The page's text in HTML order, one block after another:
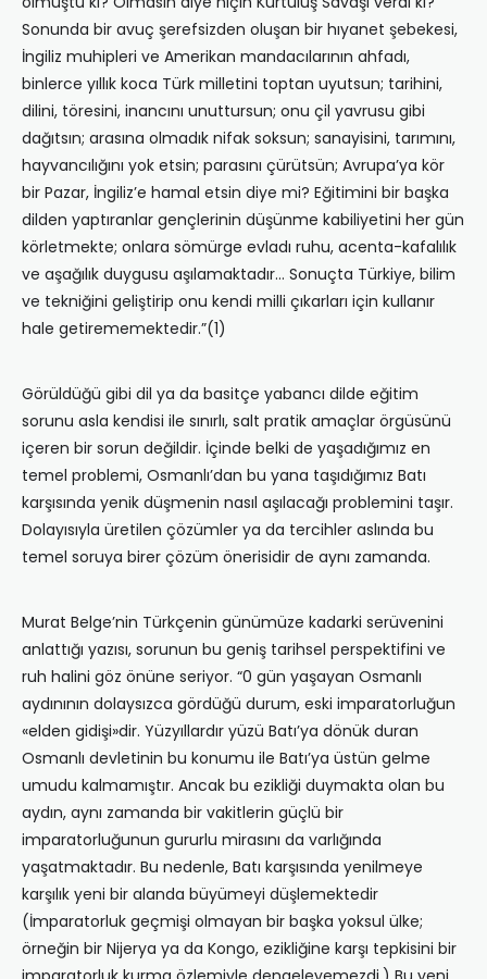
Sonunda bir avuç şerefsizden oluşan bir hıyanet şebekesi,
İngiliz muhipleri ve Amerikan mandacılarının ahfadı,
binlerce yıllık koca Türk milletini toptan uyutsun; tarihini,
dilini, töresini, inancını unuttursun; onu çil yavrusu gibi
dağıtsın; arasına olmadık nifak soksun; sanayisini, tarımını,
hayvancılığını yok etsin; parasını çürütsün; Avrupa’ya kör
bir Pazar, İngiliz’e hamal etsin diye mi? Eğitimini bir başka
dilden yaptıranlar gençlerinin düşünme kabiliyetini her gün
körletmekte; onlara sömürge evladı ruhu, acenta-kafalılık
ve aşağılık duygusu aşılamaktadır… Sonuçta Türkiye, bilim
ve tekniğini geliştirip onu kendi milli çıkarları için kullanır
hale getirememektedir.”(1)
Görüldüğü gibi dil ya da basitçe yabancı dilde eğitim
sorunu asla kendisi ile sınırlı, salt pratik amaçlar örgüsünü
içeren bir sorun değildir. İçinde belki de yaşadığımız en
temel problemi, Osmanlı’dan bu yana taşıdığımız Batı
karşısında yenik düşmenin nasıl aşılacağı problemini taşır.
Dolayısıyla üretilen çözümler ya da tercihler aslında bu
temel soruya birer çözüm önerisidir de aynı zamanda.
Murat Belge’nin Türkçenin günümüze kadarki serüvenini
anlattığı yazısı, sorunun bu geniş tarihsel perspektifini ve
ruh halini göz önüne seriyor. “0 gün yaşayan Osmanlı
aydınının dolaysızca gördüğü durum, eski imparatorluğun
«elden gidişi»dir. Yüzyıllardır yüzü Batı’ya dönük duran
Osmanlı devletinin bu konumu ile Batı’ya üstün gelme
umudu kalmamıştır. Ancak bu ezikliği duymakta olan bu
aydın, aynı zamanda bir vakitlerin güçlü bir
imparatorluğunun gururlu mirasını da varlığında
yaşatmaktadır. Bu nedenle, Batı karşısında yenilmeye
karşılık yeni bir alanda büyümeyi düşlemektedir
(İmparatorluk geçmişi olmayan bir başka yoksul ülke;
örneğin bir Nijerya ya da Kongo, ezikliğine karşı tepkisini bir